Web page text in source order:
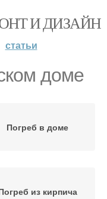
И ДИЗАЙН
статьи
доме
Погреб в доме
из кирпича